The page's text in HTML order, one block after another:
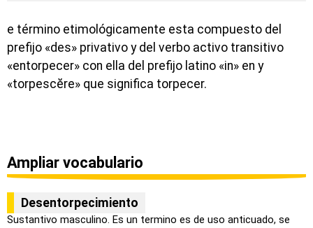
e término etimológicamente esta compuesto del
prefijo «des» privativo y del verbo activo transitivo
«entorpecer» con ella del prefijo latino «in» en y
«torpescĕre» que significa torpecer.
Ampliar vocabulario
Desentorpecimiento
Sustantivo masculino. Es un termino es de uso anticuado, se